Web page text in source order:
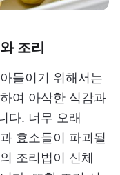
조리
들이기 위해서는
여 아삭한 식감과
다. 너무 오래
효소들이 파괴될
조리법이 신체